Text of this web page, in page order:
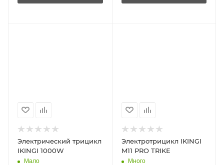
Электpичеcкий тpицикл
IKINGI 1000W
Мало
Электротрицикл IKINGI
M11 PRO TRIKE
Много